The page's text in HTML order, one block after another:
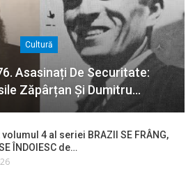
Cultură
Asasinați De Securitate:
Zăpârțan Și Dumitru…
4 al seriei BRAZII SE FRÂNG,
ÎNDOIESC de…